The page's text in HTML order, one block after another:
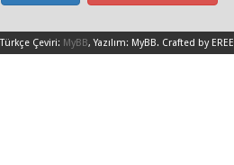
Türkçe Çeviri: MyBB, Yazılım: MyBB. Crafted by EREE